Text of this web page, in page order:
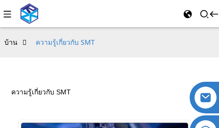
บ้าน ความรู้เกี่ยวกับ SMT
ความรู้เกี่ยวกับ SMT